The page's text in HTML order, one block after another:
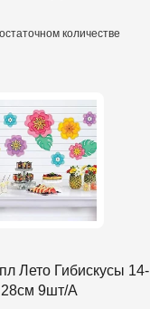
количестве
Лето Гибискусы 14-
28см 9шт/А